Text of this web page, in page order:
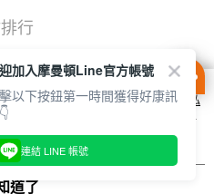
行
使用 cookie 方式之詳情，及若您不希
腦的 cookie 設定，請參閱本網站「
隱私
網站即表示您同意本公司得按本網站使
道了
加入摩曼頓Line官方帳號
以下按鈕第一時間獲得好康訊
連結 LINE 帳號